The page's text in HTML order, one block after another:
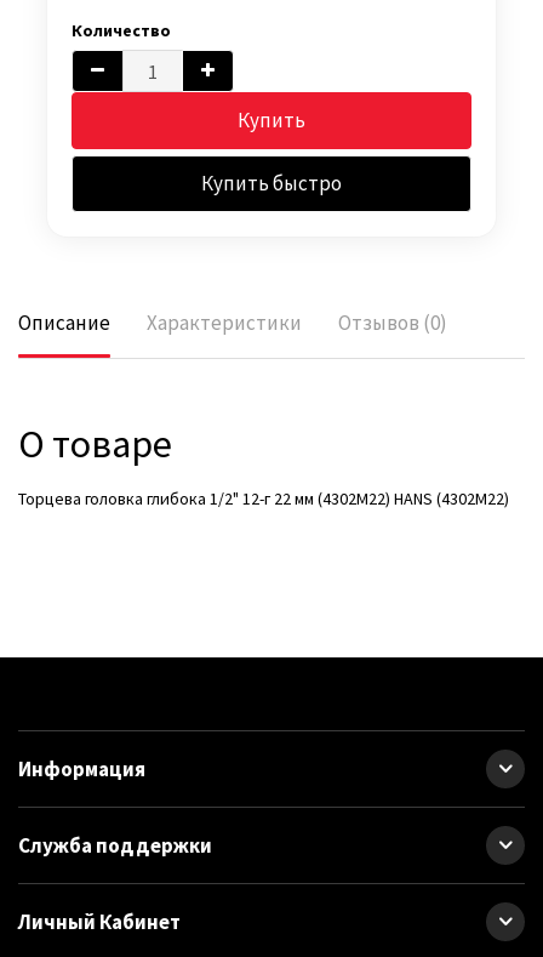
Количество
Купить
Купить быстро
Описание Характеристики Отзывов (0)
О товаре
Торцева головка глибока 1/2" 12-г 22 мм (4302M22) HANS (4302M22)
Информация
Служба поддержки
Личный Кабинет